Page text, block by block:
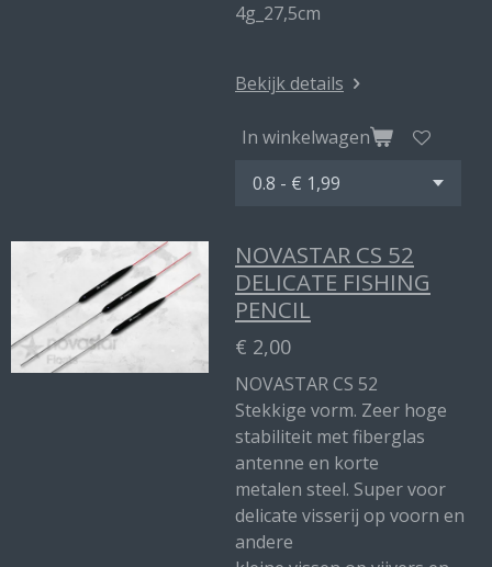
4g_27,5cm
Bekijk details
In winkelwagen
NOVASTAR CS 52
DELICATE FISHING
PENCIL
€ 2,00
NOVASTAR CS 52
Stekkige vorm. Zeer hoge
stabiliteit met fiberglas
antenne en korte
metalen steel. Super voor
delicate visserij op voorn en
andere